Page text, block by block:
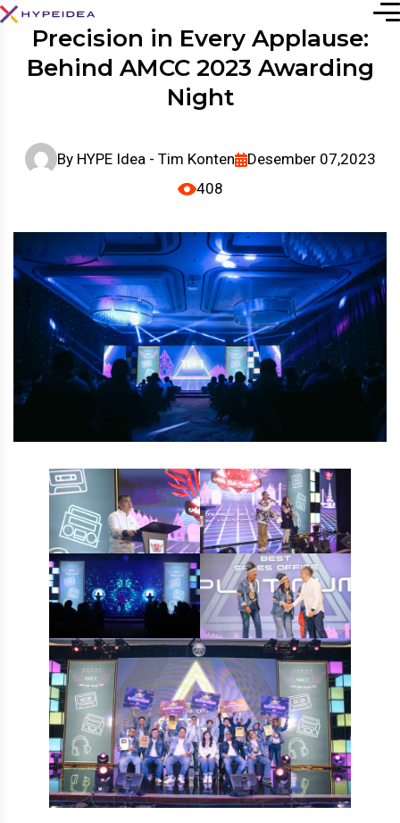
Precision in Every Applause:
Behind AMCC 2023 Awarding
Night
By HYPE Idea - Tim Konten
Desember 07,2023
408